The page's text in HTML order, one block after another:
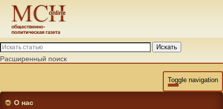
Искать
Расширенный поиск
Toggle navigation
О нас